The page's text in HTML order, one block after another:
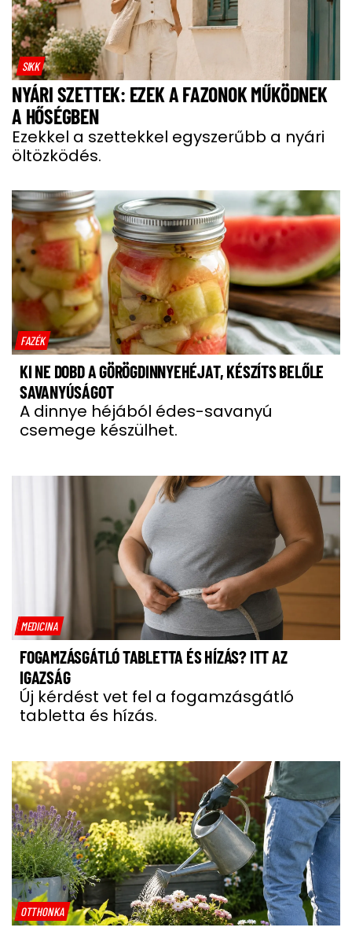
SIKK
NYÁRI SZETTEK: EZEK A FAZONOK MŰKÖDNEK
A HŐSÉGBEN
Ezekkel a szettekkel egyszerűbb a nyári
öltözködés.
FAZÉK
KI NE DOBD A GÖRÖGDINNYEHÉJAT, KÉSZÍTS BELŐLE
SAVANYÚSÁGOT
A dinnye héjából édes-savanyú
csemege készülhet.
MEDICINA
FOGAMZÁSGÁTLÓ TABLETTA ÉS HÍZÁS? ITT AZ
IGAZSÁG
Új kérdést vet fel a fogamzásgátló
tabletta és hízás.
OTTHONKA